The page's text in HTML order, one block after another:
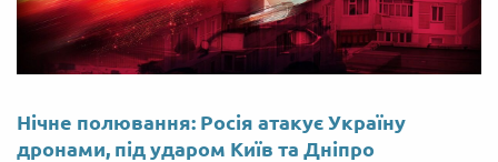
Нічне полювання: Росія атакує Україну
дронами, під ударом Київ та Дніпро